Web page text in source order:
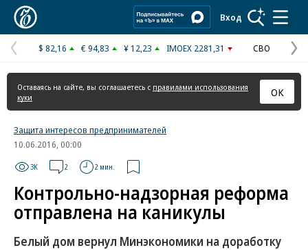
Вход
Предыдущая
страница
$ 82,16 € 94,83 ¥ 12,23 IMOEX 2281,31 СВО
Оставаясь на сайте, вы соглашаетесь с правилами использования
куки
ОК
Защита интересов предпринимателей
10.06.2016, 00:00
3K 2 2 мин.
Контрольно-надзорная реформа
отправлена на каникулы
Белый дом вернул Минэкономики на доработку